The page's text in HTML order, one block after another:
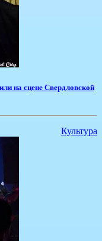
на сцене Свердловской
Культура